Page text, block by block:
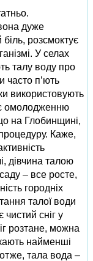
дуже
розсмоктує
У селах
талу воду про
часто п’ють
використовують
омолодженню
на Глобинщині,
Каже,
дівчина талою
– все росте,
городніх
талої води
сніг у
розтане, можна
найменші
тала вода –